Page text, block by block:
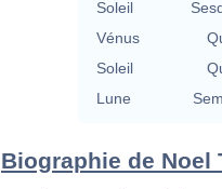
Soleil
Vénus
Soleil
Lune
Biographie de Noel